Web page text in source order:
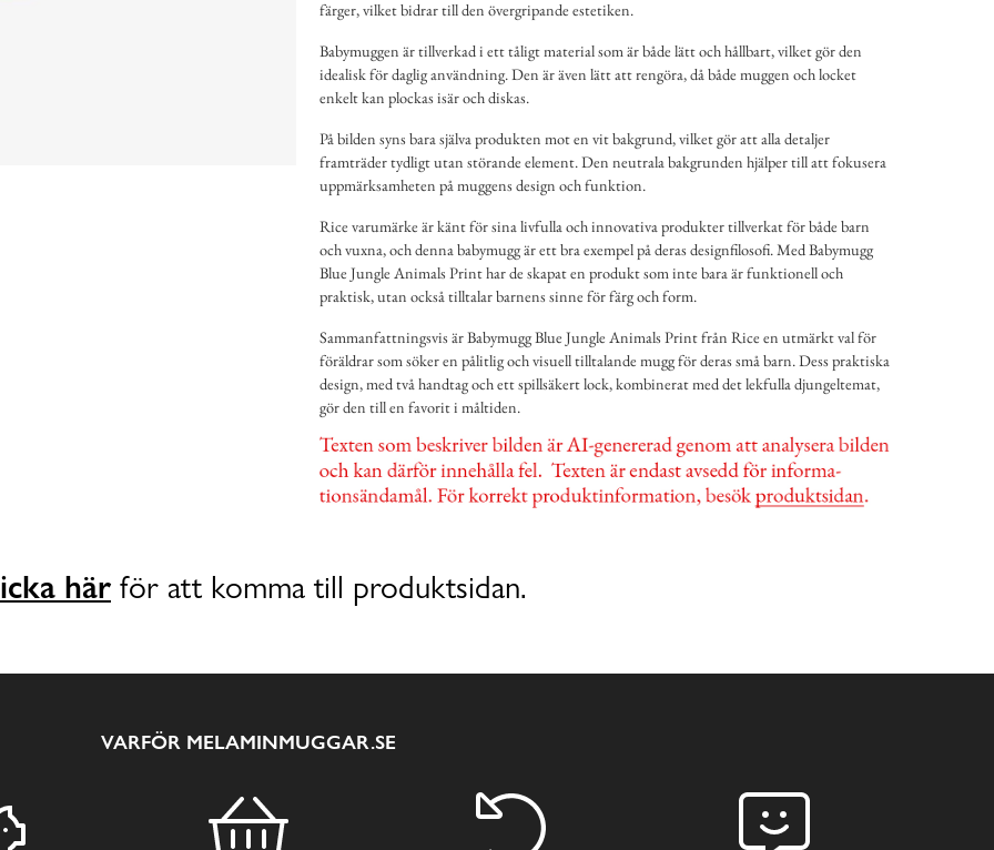
färger, vilket bidrar till den övergripande estetiken.
Babymuggen är tillverkad i ett tåligt material som är både lätt och hållbart, vilket gör den
idealisk för daglig användning. Den är även lätt att rengöra, då både muggen och locket
enkelt kan plockas isär och diskas.
På bilden syns bara själva produkten mot en vit bakgrund, vilket gör att alla detaljer
framträder tydligt utan störande element. Den neutrala bakgrunden hjälper till att fokusera
uppmärksamheten på muggens design och funktion.
Rice varumärke är känt för sina livfulla och innovativa produkter tillverkat för både barn
och vuxna, och denna babymugg är ett bra exempel på deras designfilosofi. Med Babymugg
Blue Jungle Animals Print har de skapat en produkt som inte bara är funktionell och
praktisk, utan också tilltalar barnens sinne för färg och form.
Sammanfattningsvis är Babymugg Blue Jungle Animals Print från Rice en utmärkt val för
föräldrar som söker en pålitlig och visuell tilltalande mugg för deras små barn. Dess praktiska
design, med två handtag och ett spillsäkert lock, kombinerat med det lekfulla djungeltemat,
gör den till en favorit i måltiden.
här för att komma till produktsidan.
VARFÖR MELAMINMUGGAR.SE